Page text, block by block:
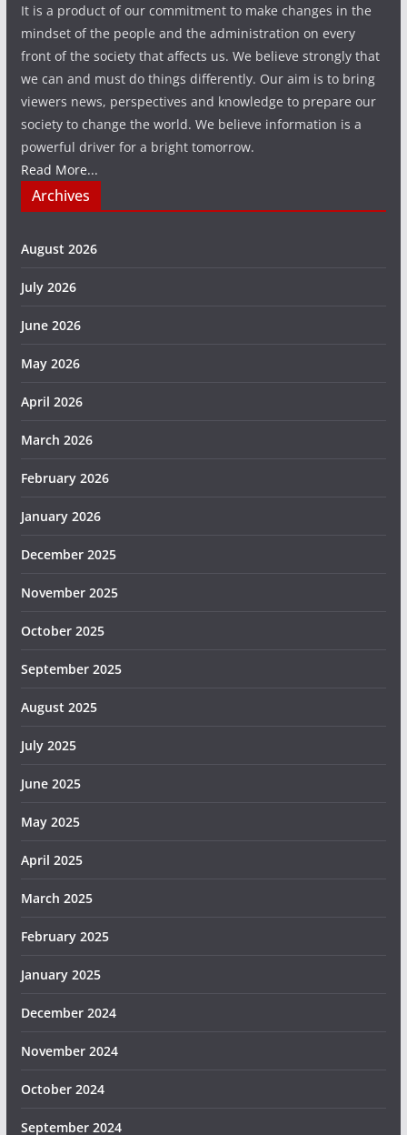
It is a product of our commitment to make changes in the
mindset of the people and the administration on every
front of the society that affects us. We believe strongly that
we can and must do things differently. Our aim is to bring
viewers news, perspectives and knowledge to prepare our
society to change the world. We believe information is a
powerful driver for a bright tomorrow.
Read More...
Archives
August 2026
July 2026
June 2026
May 2026
April 2026
March 2026
February 2026
January 2026
December 2025
November 2025
October 2025
September 2025
August 2025
July 2025
June 2025
May 2025
April 2025
March 2025
February 2025
January 2025
December 2024
November 2024
October 2024
September 2024